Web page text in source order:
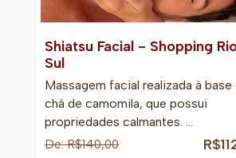
Shiatsu Facial - Shopping
Sul
Massagem facial realizada à base
chá de camomila, que possui
propriedades calmantes. …
De: R$140,00